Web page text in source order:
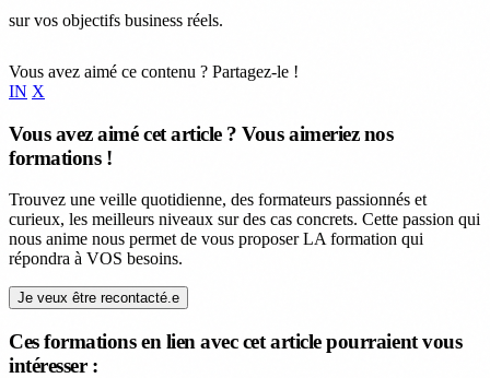
sur vos objectifs business réels.
Vous avez aimé ce contenu ? Partagez-le !
IN X
Vous avez aimé cet article ? Vous aimeriez nos
formations !
Trouvez une veille quotidienne, des formateurs passionnés et
curieux, les meilleurs niveaux sur des cas concrets. Cette passion qui
nous anime nous permet de vous proposer LA formation qui
répondra à VOS besoins.
Je veux être recontacté.e
Ces formations en lien avec cet article pourraient vous
intéresser :